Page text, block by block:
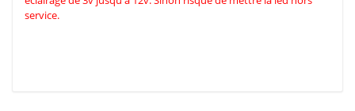
service.